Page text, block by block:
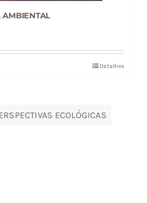
AMBIENTAL
Detalhes
ECOLÓGICAS